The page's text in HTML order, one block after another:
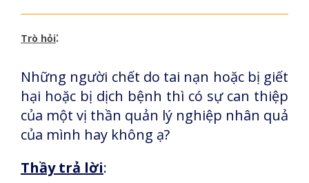
Trò hỏi:
Những người chết do tai nạn hoặc bị giết
hại hoặc bị dịch bệnh thì có sự can thiệp
của một vị thần quản lý nghiệp nhân quả
của mình hay không ạ?
Thầy trả lời: